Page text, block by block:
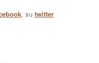
, su twitter